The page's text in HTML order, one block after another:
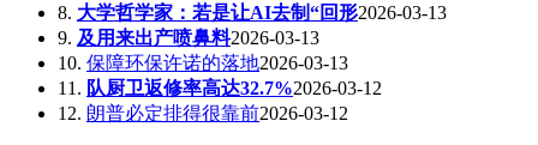
8. 大学哲学家：若是让AI去制“回形2026-03-13
9. 及用来出产喷鼻料2026-03-13
10. 保障环保许诺的落地2026-03-13
11. 队厨卫返修率高达32.7%2026-03-12
12. 朗普必定排得很靠前2026-03-12